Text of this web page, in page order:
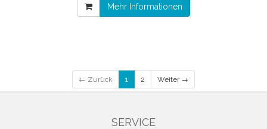
Mehr Informationen
← Zurück 1 2 Weiter →
SERVICE